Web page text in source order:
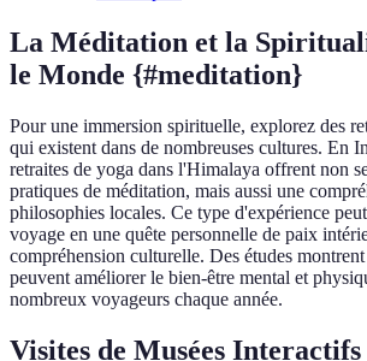
La Méditation et la
le Monde {#meditation}
Pour une immersion spirituelle, explorez des
qui existent dans de nombreuses cultures. En
retraites de yoga dans l'Himalaya offrent non
pratiques de méditation, mais aussi une
philosophies locales. Ce type d'expérience
voyage en une quête personnelle de paix
compréhension culturelle. Des études
peuvent améliorer le bien-être mental et
nombreux voyageurs chaque année.
Visites de Musées Interactifs